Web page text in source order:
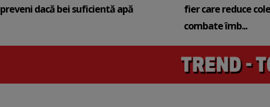
preveni dacă bei suficientă apă
fier care reduce
combate îmb...